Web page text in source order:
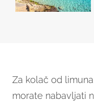
Za kolač od
morate nabavljati